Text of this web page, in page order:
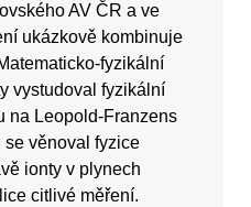
AV ČR a ve
ukázkově kombinuje
fyzikální
vystudoval fyzikální
na Leopold-Franzens
se věnoval fyzice
ionty v plynech
citlivé měření.